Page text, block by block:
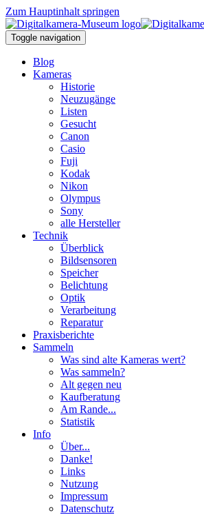
Zum Hauptinhalt springen
Toggle navigation
Blog
Kameras
Historie
Neuzugänge
Listen
Gesucht
Canon
Casio
Fuji
Kodak
Nikon
Olympus
Sony
alle Hersteller
Technik
Überblick
Bildsensoren
Speicher
Belichtung
Optik
Verarbeitung
Reparatur
Praxisberichte
Sammeln
Was sind alte Kameras wert?
Was sammeln?
Alt gegen neu
Kaufberatung
Am Rande...
Statistik
Info
Über...
Danke!
Links
Nutzung
Impressum
Datenschutz